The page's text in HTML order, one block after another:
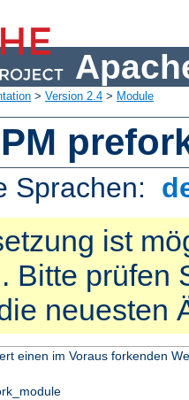
> Version 2.4 > Module
Sprachen:
ist
Bitte prüfen
neuesten
einen im Voraus forkenden